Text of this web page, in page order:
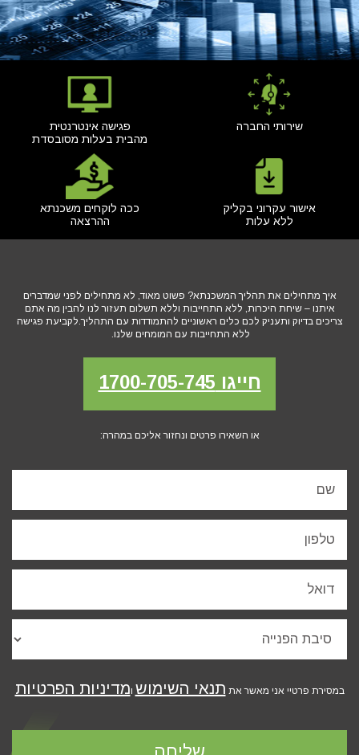
שירותי החברה
פגישה אינטרנטית
מהבית בעלות מסובסדת
אישור עקרוני בקליק
ללא עלות
ככה לוקחים משכנתא
ההרצאה
איך מתחילים את תהליך המשכנתא? פשוט מאוד, לא מתחילים לפני שמדברים
איתנו – שיחת היכרות, ללא התחייבות וללא תשלום תעזור לנו להבין מה אתם
צריכים בדיוק ותעניק לכם כלים ראשוניים להתמודדות עם התהליך.לקביעת פגישה
ללא התחייבות עם המומחים שלנו.
חייגו 1700-705-745
או השאירו פרטים ונחזור אליכם במהרה:
במסירת פרטיי אני מאשר את תנאי השימוש ומדיניות הפרטיות